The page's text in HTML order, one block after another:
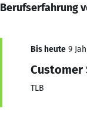
Berufserfahrung
Bis heute 9
Customer
TLB